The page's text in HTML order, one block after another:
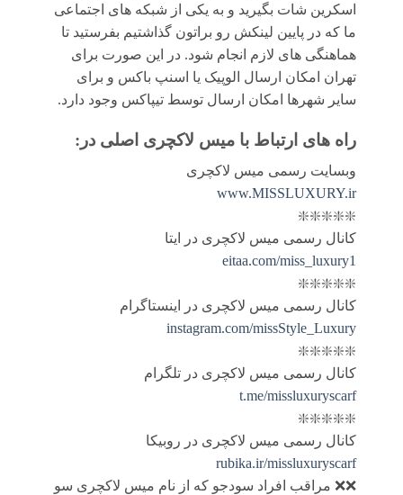
اسکرین شات بگیرید و به یکی از شبکه های اجتماعی
ما که در پایین لینکش رو براتون گذاشتیم بفرستید تا
هماهنگی های لازم انجام شود. در این صورت برای
تهران امکان ارسال الوپیک یا اسنپ باکس و برای
سایر شهرها امکان ارسال توسط تیپاکس وجود دارد.
راه های ارتباط با میس لاکچری اصلی در:
وبسایت رسمی میس لاکچری
www.MISSLUXURY.ir
❇️❇️❇️❇️❇️
کانال رسمی میس لاکچری در ایتا
eitaa.com/miss_luxury1
❇️❇️❇️❇️❇️
کانال رسمی میس لاکچری در اینستاگرام
instagram.com/missStyle_Luxury
❇️❇️❇️❇️❇️
کانال رسمی میس لاکچری در تلگرام
t.me/missluxuryscarf
❇️❇️❇️❇️❇️
کانال رسمی میس لاکچری در روبیکا
rubika.ir/missluxuryscarf
❌❌ مراقب افراد سودجو که از نام میس لاکچری سو